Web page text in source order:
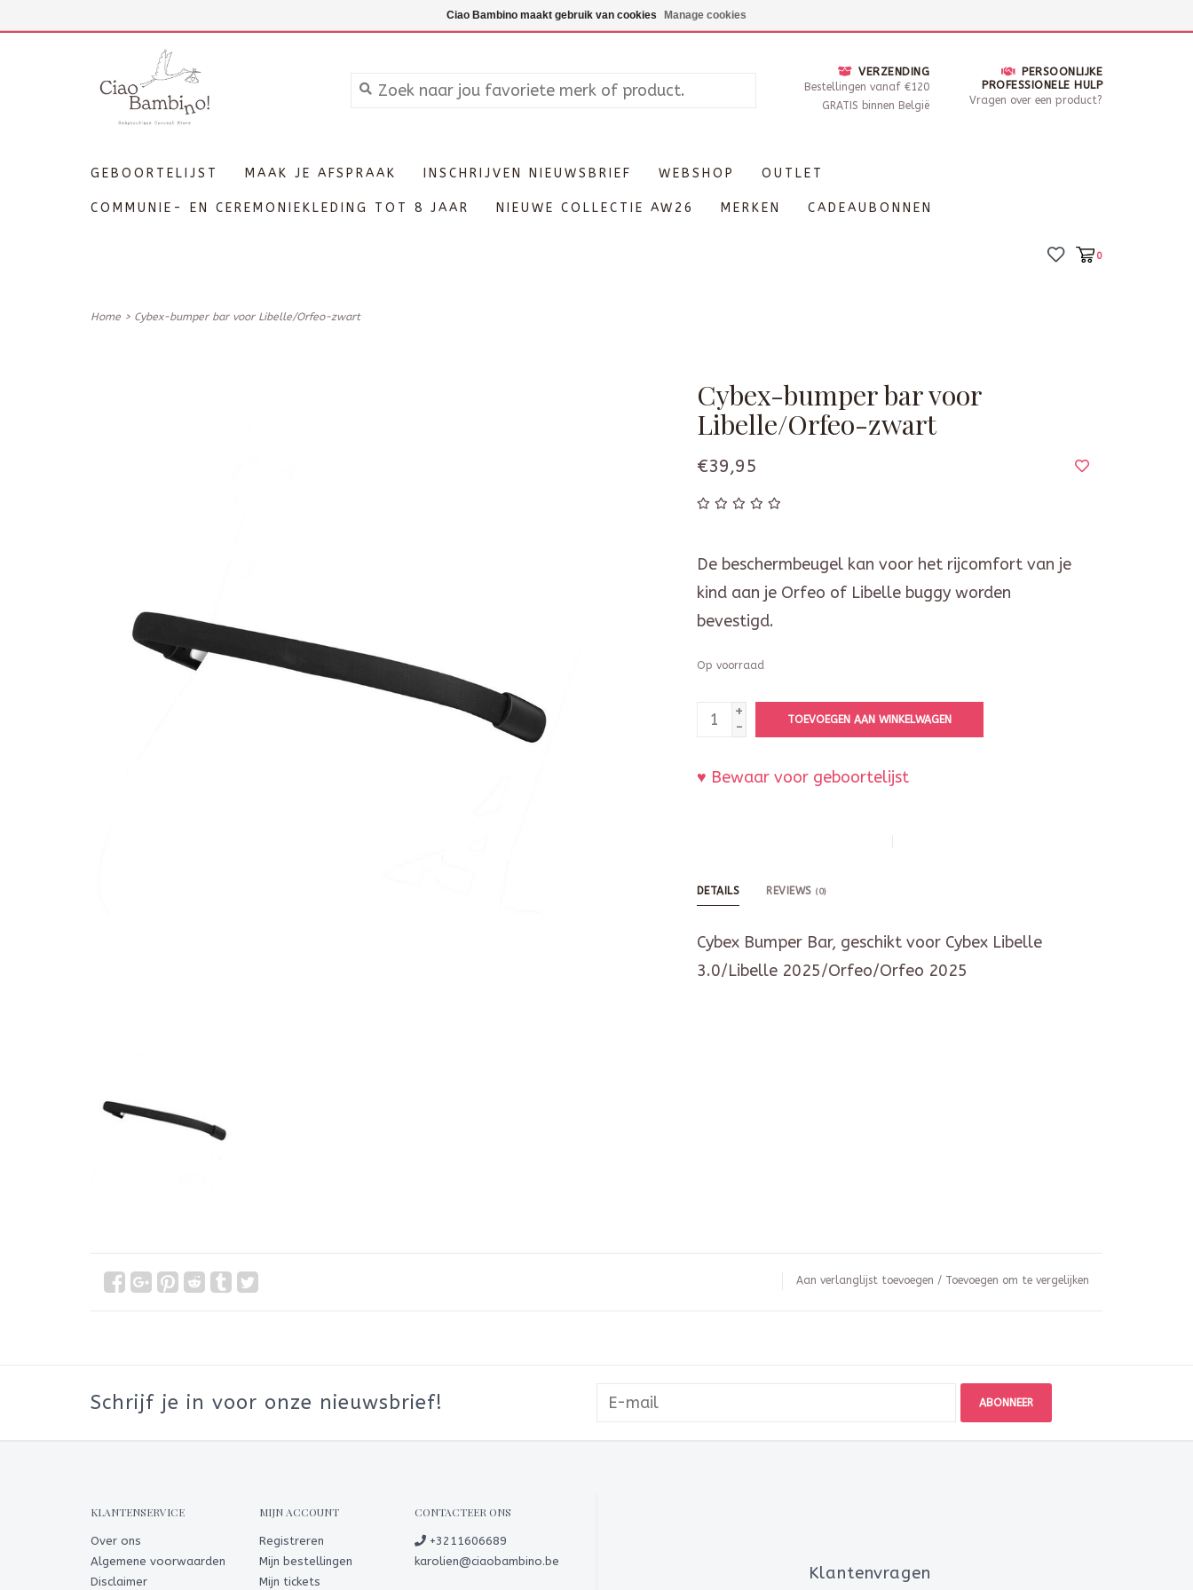
Maandag enkel op afspraak, Dinsdag - Zaterdag open van 10 - 17u30
VERZENDING
Bestellingen vanaf €120
GRATIS binnen België
PERSOONLIJKE
PROFESSIONELE HULP
Vragen over een product?
GEBOORTELIJST MAAK JE AFSPRAAK INSCHRIJVEN NIEUWSBRIEF WEBSHOP OUTLET
COMMUNIE- EN CEREMONIEKLEDING TOT 8 JAAR NIEUWE COLLECTIE AW26 MERKEN CADEAUBONNEN
0
Home > Cybex-bumper bar voor Libelle/Orfeo-zwart
Cybex-bumper bar voor
Libelle/Orfeo-zwart
€39,95
De beschermbeugel kan voor het rijcomfort van je
kind aan je Orfeo of Libelle buggy worden
bevestigd.
Op voorraad
+
-
TOEVOEGEN AAN WINKELWAGEN
♥ Bewaar voor geboortelijst
DETAILS REVIEWS (0)
Cybex Bumper Bar, geschikt voor Cybex Libelle
3.0/Libelle 2025/Orfeo/Orfeo 2025
Aan verlanglijst toevoegen / Toevoegen om te vergelijken
Schrijf je in voor onze nieuwsbrief! ABONNEER
KLANTENSERVICE
Over ons
Algemene voorwaarden
Disclaimer
MIJN ACCOUNT
Registreren
Mijn bestellingen
Mijn tickets
CONTACTEER ONS
+3211606689
karolien@ciaobambino.be
Klantenvragen
Ciao Bambino maakt gebruik van cookies Manage cookies